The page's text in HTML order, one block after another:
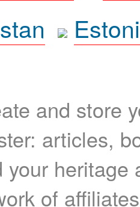
and store
articles,
your heritage
of